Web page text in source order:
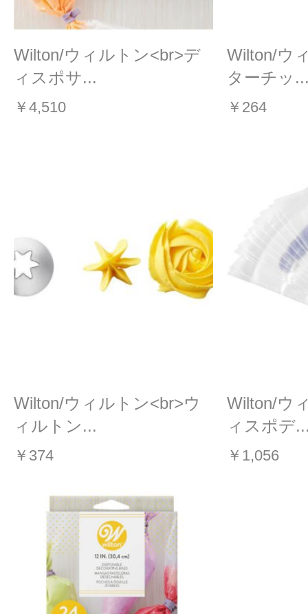
Wilton/ウィルトン<br>デ
ィスポサ...
￥4,510
Wilton/ウ
ターチッ
￥264
Wilton/ウィルトン<br>ウ
ィルトン...
￥374
Wilton/ウ
ィスポデ
￥1,056